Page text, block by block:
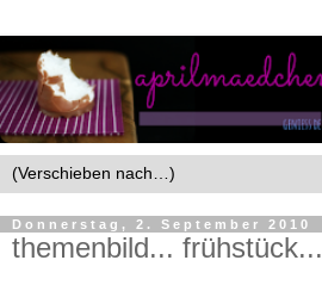
Donnerstag, 2. September 2010
themenbild... frühstück...